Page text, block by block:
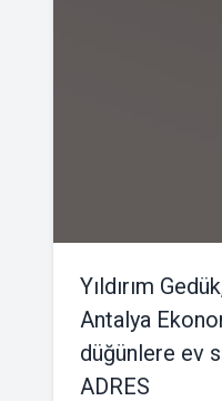
Yıldırım
Antalya
düğünlere ev
ADRES